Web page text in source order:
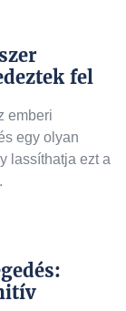
fel
emberi
egy olyan
lassíthatja ezt a